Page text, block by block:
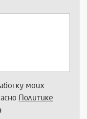
моих
Политике